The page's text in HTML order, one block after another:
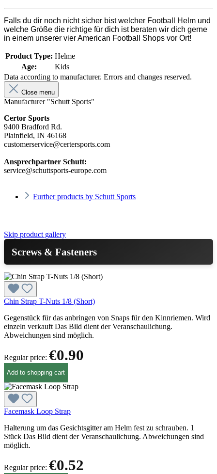
Falls du dir noch nicht sicher bist welcher Football Helm und
welche Größe die richtige für dich ist beraten wir dich gerne
in einem unserer vier American Football Shops vor Ort!
Product Type: Helme
Age:
Kids
Data according to manufacturer. Errors and changes reserved.
Close menu
Manufacturer "Schutt Sports"
Certor Sports
9400 Bradford Rd.
Plainfield, IN 46168
customerservice@certersports.com
Ansprechpartner Schutt:
service@schuttsports-europe.com
Further products by Schutt Sports
Skip product gallery
Screws & Fasteners
Chin Strap T-Nuts 1/8 (Short)
Gegenstück für das anbringen von Snaps für den Kinnriemen. Wird
einzeln verkauft Das Bild dient der Veranschaulichung.
Abweichungen sind möglich.
Regular price: €0.90
Add to shopping cart
Facemask Loop Strap
Halterung um das Gesichtsgitter am Helm fest zu schrauben. 1
Stück Das Bild dient der Veranschaulichung. Abweichungen sind
möglich.
Regular price: €0.52